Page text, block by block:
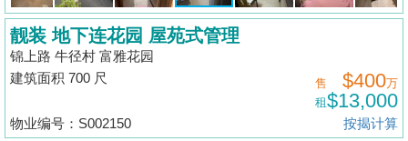
地
产
博
客
地
靓装 地下连花园 屋苑式管理
锦上路 牛径村 富雅花园
建筑面积 700 尺
售 $400万
租$13,000
物业编号：S002150 按揭计算